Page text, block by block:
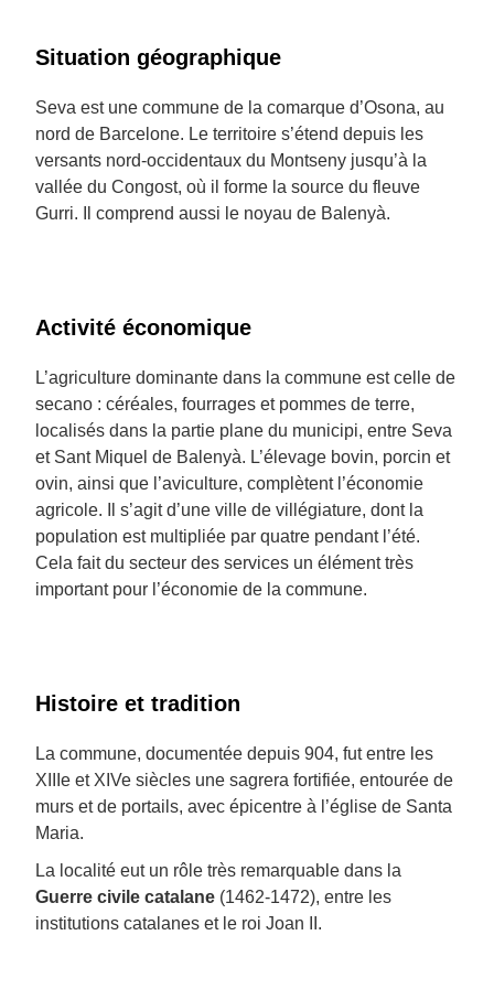
Situation géographique
Seva est une commune de la comarque d’Osona, au
nord de Barcelone. Le territoire s’étend depuis les
versants nord-occidentaux du Montseny jusqu’à la
vallée du Congost, où il forme la source du fleuve
Gurri. Il comprend aussi le noyau de Balenyà.
Activité économique
L’agriculture dominante dans la commune est celle de
secano : céréales, fourrages et pommes de terre,
localisés dans la partie plane du municipi, entre Seva
et Sant Miquel de Balenyà. L’élevage bovin, porcin et
ovin, ainsi que l’aviculture, complètent l’économie
agricole. Il s’agit d’une ville de villégiature, dont la
population est multipliée par quatre pendant l’été.
Cela fait du secteur des services un élément très
important pour l’économie de la commune.
Histoire et tradition
La commune, documentée depuis 904, fut entre les
XIIIe et XIVe siècles une sagrera fortifiée, entourée de
murs et de portails, avec épicentre à l’église de Santa
Maria.
La localité eut un rôle très remarquable dans la
Guerre civile catalane (1462-1472), entre les
institutions catalanes et le roi Joan II.